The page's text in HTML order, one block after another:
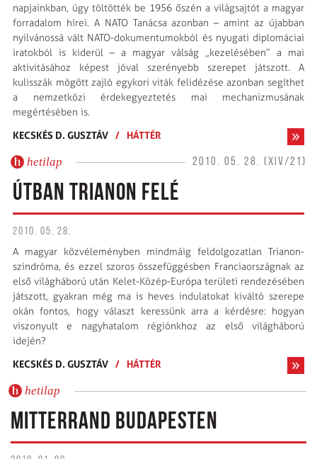
napjainkban, úgy töltötték be 1956 őszén a világsajtót a magyar
forradalom hírei. A NATO Tanácsa azonban – amint az újabban
nyilvánossá vált NATO-dokumentumokból és nyugati diplomáciai
iratokból is kiderül – a magyar válság „kezelésében” a mai
aktivitásához képest jóval szerényebb szerepet játszott. A
kulisszák mögött zajló egykori viták felidézése azonban segíthet
a nemzetközi érdekegyeztetés mai mechanizmusának
megértésében is.
KECSKÉS D. GUSZTÁV / HÁTTÉR
hetilap 2010. 05. 28. (XIV/21)
ÚTBAN TRIANON FELÉ
2010. 05. 28.
A magyar közvéleményben mindmáig feldolgozatlan Trianon-
szindróma, és ezzel szoros összefüggésben Franciaországnak az
első világháború után Kelet-Közép-Európa területi rendezésében
játszott, gyakran még ma is heves indulatokat kiváltó szerepe
okán fontos, hogy választ keressünk arra a kérdésre: hogyan
viszonyult e nagyhatalom régiónkhoz az első világháború
idején?
KECSKÉS D. GUSZTÁV / HÁTTÉR
hetilap
MITTERRAND BUDAPESTEN